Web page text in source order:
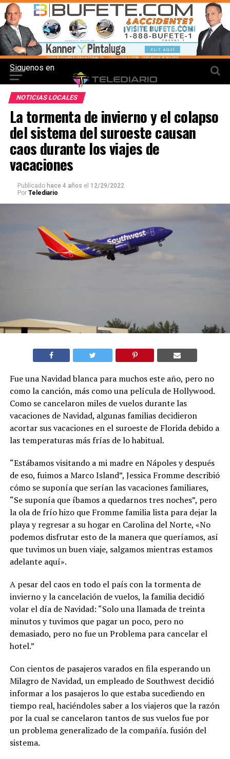
Siguenos en
NOTICIAS LOCALES
La tormenta de invierno y el colapso
del sistema del suroeste causan
caos durante los viajes de
vacaciones
Publicado hace 4 años el 12/29/2022
Por Telediario
Fue una Navidad blanca para muchos este año, pero no
como la canción, más como una película de Hollywood.
Como se cancelaron miles de vuelos durante las
vacaciones de Navidad, algunas familias decidieron
acortar sus vacaciones en el suroeste de Florida debido a
las temperaturas más frías de lo habitual.
“Estábamos visitando a mi madre en Nápoles y después
de eso, fuimos a Marco Island”, Jessica Fromme describió
cómo se suponía que serían las vacaciones familiares,
“Se suponía que íbamos a quedarnos tres noches”, pero
la ola de frío hizo que Fromme familia lista para dejar la
playa y regresar a su hogar en Carolina del Norte, «No
podemos disfrutar esto de la manera que queríamos, así
que tuvimos un buen viaje, salgamos mientras estamos
adelante aquí».
A pesar del caos en todo el país con la tormenta de
invierno y la cancelación de vuelos, la familia decidió
volar el día de Navidad: “Solo una llamada de treinta
minutos y tuvimos que pagar un poco, pero no
demasiado, pero no fue un Problema para cancelar el
hotel.”
Con cientos de pasajeros varados en fila esperando un
Milagro de Navidad, un empleado de Southwest decidió
informar a los pasajeros lo que estaba sucediendo en
tiempo real, haciéndoles saber a los viajeros que la razón
por la cual se cancelaron tantos de sus vuelos fue por
un problema generalizado de la compañía. fusión del
sistema.